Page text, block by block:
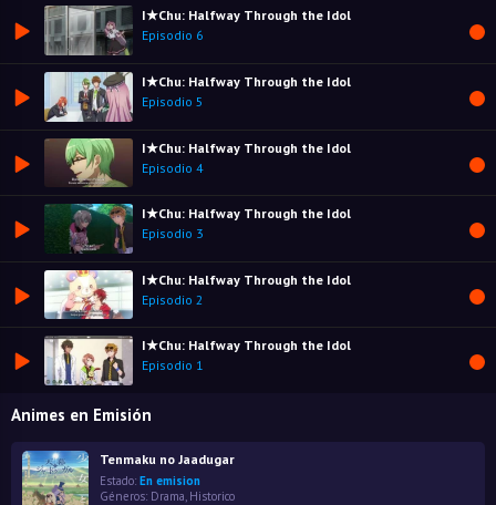
I★Chu: Halfway Through the Idol
Episodio 6
I★Chu: Halfway Through the Idol
Episodio 5
I★Chu: Halfway Through the Idol
Episodio 4
I★Chu: Halfway Through the Idol
Episodio 3
I★Chu: Halfway Through the Idol
Episodio 2
I★Chu: Halfway Through the Idol
Episodio 1
Animes en Emisión
Tenmaku no Jaadugar
Estado: En emision
Géneros: Drama Historico